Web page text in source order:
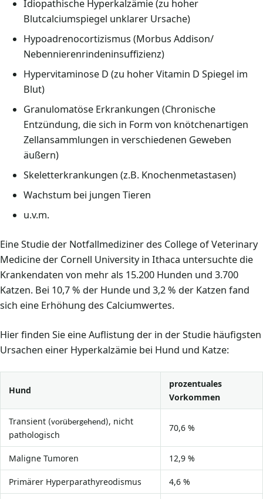
Idiopathische Hyperkalzämie (zu hoher
Blutcalciumspiegel unklarer Ursache)
Hypoadrenocortizismus (Morbus Addison/
Nebennierenrindeninsuffizienz)
Hypervitaminose D (zu hoher Vitamin D Spiegel im
Blut)
Granulomatöse Erkrankungen (Chronische
Entzündung, die sich in Form von knötchenartigen
Zellansammlungen in verschiedenen Geweben
äußern)
Skeletterkrankungen (z.B. Knochenmetastasen)
Wachstum bei jungen Tieren
u.v.m.
Eine Studie der Notfallmediziner des College of Veterinary
Medicine der Cornell University in Ithaca untersuchte die
Krankendaten von mehr als 15.200 Hunden und 3.700
Katzen. Bei 10,7 % der Hunde und 3,2 % der Katzen fand
sich eine Erhöhung des Calciumwertes.
Hier finden Sie eine Auflistung der in der Studie häufigsten
Ursachen einer Hyperkalzämie bei Hund und Katze:
Hund
prozentuales
Vorkommen
Transient (vorübergehend), nicht
pathologisch
70,6 %
Maligne Tumoren 12,9 %
Primärer Hyperparathyreodismus 4,6 %